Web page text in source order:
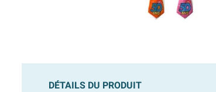
DÉTAILS DU PRODUIT